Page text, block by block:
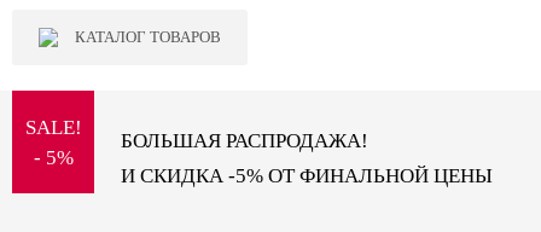
КАТАЛОГ ТОВАРОВ
SALE!
- 5%
БОЛЬШАЯ РАСПРОДАЖА!
И СКИДКА -5% ОТ ФИНАЛЬНОЙ ЦЕНЫ